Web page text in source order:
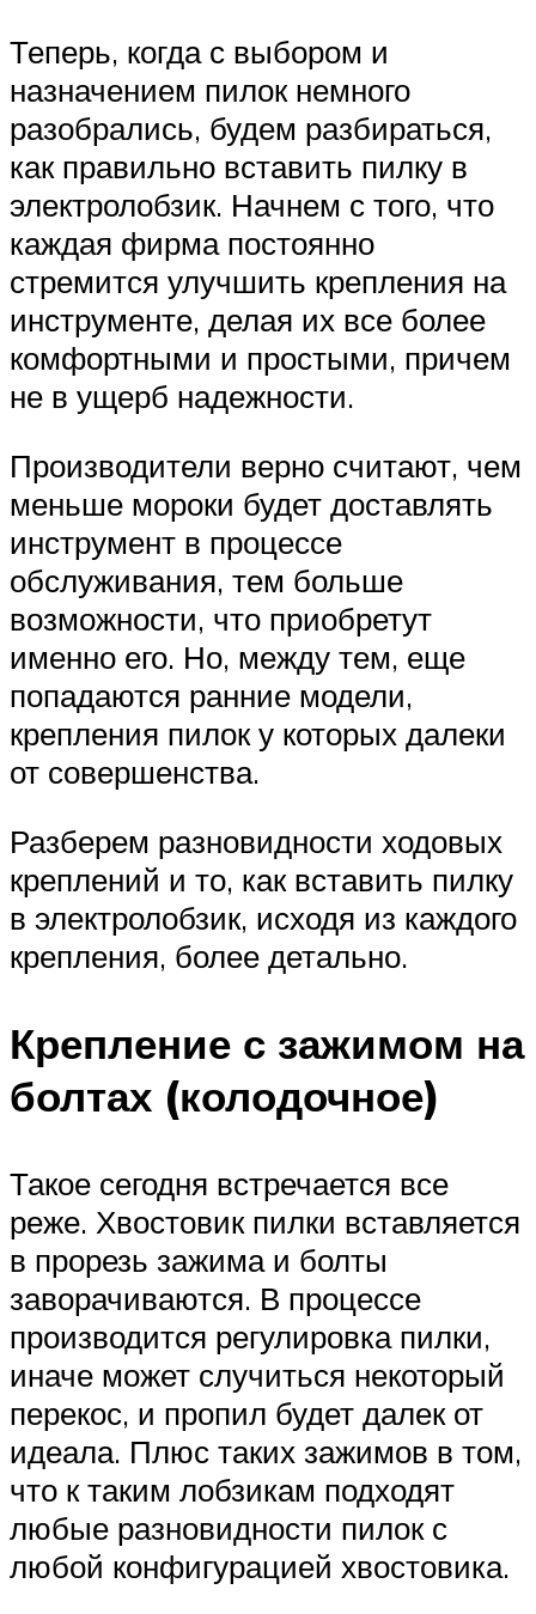
Теперь, когда с выбором и
назначением пилок немного
разобрались, будем разбираться,
как правильно вставить пилку в
электролобзик. Начнем с того, что
каждая фирма постоянно
стремится улучшить крепления на
инструменте, делая их все более
комфортными и простыми, причем
не в ущерб надежности.
Производители верно считают, чем
меньше мороки будет доставлять
инструмент в процессе
обслуживания, тем больше
возможности, что приобретут
именно его. Но, между тем, еще
попадаются ранние модели,
крепления пилок у которых далеки
от совершенства.
Разберем разновидности ходовых
креплений и то, как вставить пилку
в электролобзик, исходя из каждого
крепления, более детально.
Крепление с зажимом на
болтах (колодочное)
Такое сегодня встречается все
реже. Хвостовик пилки вставляется
в прорезь зажима и болты
заворачиваются. В процессе
производится регулировка пилки,
иначе может случиться некоторый
перекос, и пропил будет далек от
идеала. Плюс таких зажимов в том,
что к таким лобзикам подходят
любые разновидности пилок с
любой конфигурацией хвостовика.